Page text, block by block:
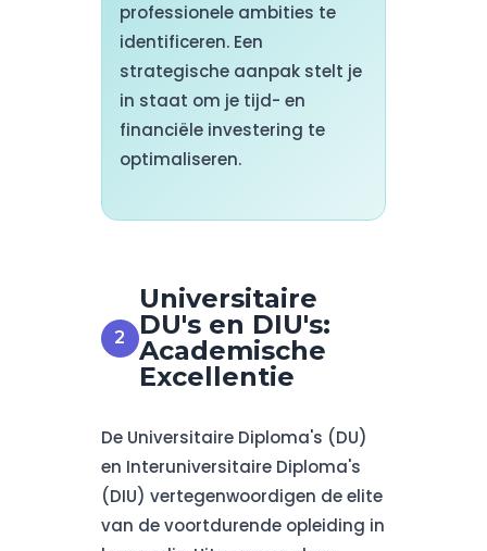
professionele ambities te
identificeren. Een
strategische aanpak stelt je
in staat om je tijd- en
financiële investering te
optimaliseren.
Universitaire
DU's en DIU's:
Academische
Excellentie
De Universitaire Diploma's (DU)
en Interuniversitaire Diploma's
(DIU) vertegenwoordigen de elite
van de voortdurende opleiding in